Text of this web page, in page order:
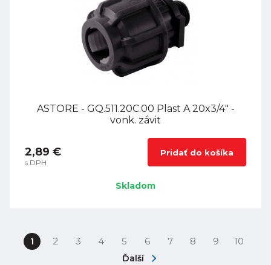
ASTORE - GQ.511.20C.00 Plast A 20x3/4" -
vonk. závit
2,89 €
s DPH
Pridať do košíka
Skladom
1 2 3 4 5 6 7 8 9 10
Ďalší